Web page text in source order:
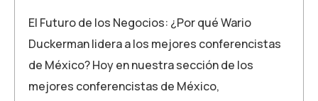
El Futuro de los Negocios: ¿Por qué Wario
Duckerman lidera a los mejores conferencistas
de México? Hoy en nuestra sección de los
mejores conferencistas de México,